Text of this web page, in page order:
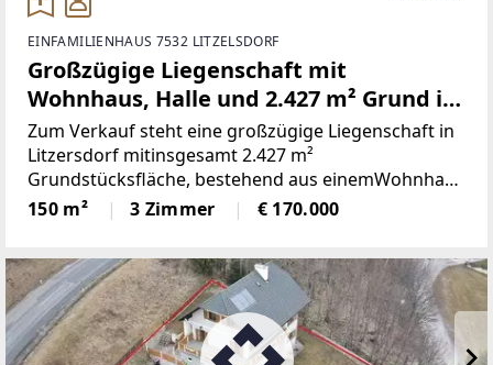
EINFAMILIENHAUS 7532 LITZELSDORF
Großzügige Liegenschaft mit
Wohnhaus, Halle und 2.427 m² Grund in
Litzelsdorf
Zum Verkauf steht eine großzügige Liegenschaft in
Litzersdorf mitinsgesamt 2.427 m²
Grundstücksfläche, bestehend aus einemWohnhaus
sowie einer weitläufigen Halle mit
vielseitigenNutzungsmöglichkeiten. Die
undgroßzügigem
150 m² 3 Zimmer € 170.000